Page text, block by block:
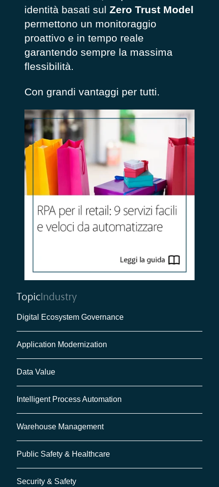
identità basati sul Zero Trust Model
permettono un monitoraggio
proattivo e in tempo reale
garantendo sempre la massima
flessibilità.
Con grandi vantaggi per tutti.
TopicIndustry
Digital Ecosystem Governance
Application Modernization
Data Value
Intelligent Process Automation
Warehouse Management
Public Safety & Healthcare
Security & Safety